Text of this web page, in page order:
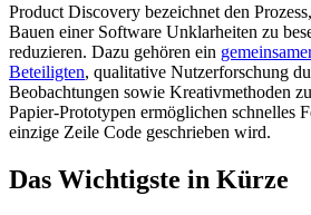
Product Discovery bezeichnet den
Bauen einer Software Unklarheiten zu
reduzieren. Dazu gehören ein
Beteiligten, qualitative Nutzerforschung
Beobachtungen sowie Kreativmethoden
Papier-Prototypen ermöglichen schnelles
einzige Zeile Code geschrieben wird.
Das Wichtigste in Kürze